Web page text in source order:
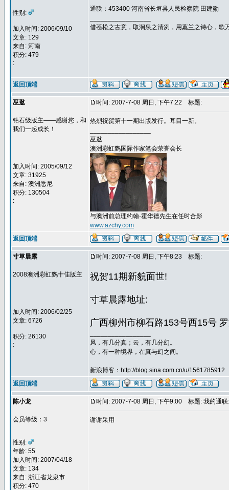
性别:
加入时间: 2006/09/10
文章: 129
来自: 河南
积分: 479
:
通联：453400 河南省长垣县人民检察院 田建勋
借苍松之古意，取涧泉之清冽，用蕙兰之诗心，歌
返回顶端
巫逖
钻石级版主——感谢您，和
我们一起成长！
加入时间: 2005/09/12
文章: 31925
来自: 澳洲悉尼
积分: 130504
:
时间: 2007-7-08 周日, 下午7:22 标题:
热烈祝贺第十一期出版发行。耳目一新。
巫逖
澳洲彩虹鹦国际作家笔会荣誉会长
与澳洲前总理约翰·霍华德先生在任时合影
www.azchy.com
返回顶端
寸草晨露
2008澳洲彩虹鹦十佳版主
加入时间: 2006/02/25
文章: 6726
积分: 26130
:
时间: 2007-7-08 周日, 下午8:23 标题:
祝贺11期新貌面世!
寸草晨露地址:
广西柳州市柳石路153号西15号
风，有几分真；云，有几分幻。
心，有一种境界，在真与幻之间。
新浪博客：http://blog.sina.com.cn/u/1561785912
返回顶端
陈小龙
会员等级：3
性别:
年龄: 55
加入时间: 2007/04/18
文章: 134
来自: 浙江省龙泉市
积分: 470
时间: 2007-7-08 周日, 下午9:00 标题: 我的通
谢谢采用